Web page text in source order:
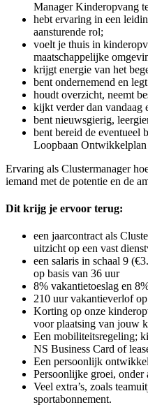
Manager Kinderopvang
hebt ervaring in een
aansturende rol;
voelt je thuis in
maatschappelijke
krijgt energie van het
bent ondernemend en
houdt overzicht, neemt
kijkt verder dan vandaag
bent nieuwsgierig,
bent bereid de eventueel
Loopbaan Ontwikkelplan
Ervaring als Clustermanager
iemand met de potentie en de
Dit krijg je ervoor terug:
een jaarcontract als
uitzicht op een vast
een salaris in schaal 9
op basis van 36 uur
8% vakantietoeslag en
210 uur vakantieverlof
Korting op onze
voor plaatsing van jouw
Een mobiliteitsregeling;
NS Business Card of
Een persoonlijk
Persoonlijke groei,
Veel extra’s, zoals
sportabonnement.